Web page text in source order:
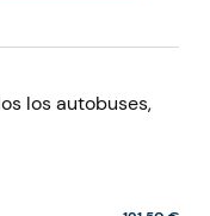
los autobuses,